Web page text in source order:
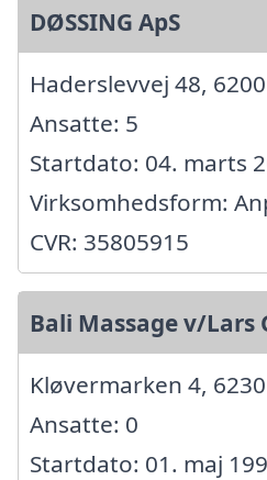
DØSSING ApS
Haderslevvej 48,
Ansatte: 5
Startdato: 04. marts
Virksomhedsform:
CVR: 35805915
Bali Massage v/Lars
Kløvermarken 4,
Ansatte: 0
Startdato: 01. maj